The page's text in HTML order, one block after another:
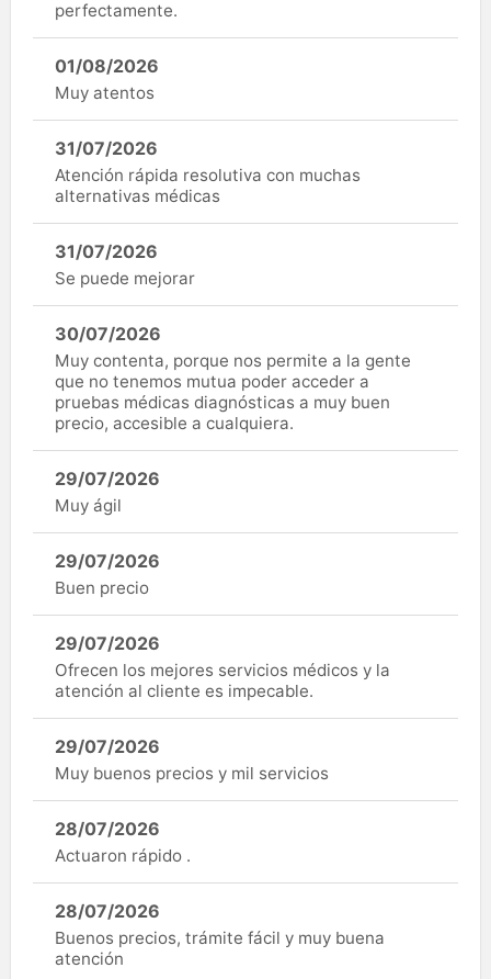
perfectamente.
01/08/2026
Muy atentos
31/07/2026
Atención rápida resolutiva con muchas
alternativas médicas
31/07/2026
Se puede mejorar
30/07/2026
Muy contenta, porque nos permite a la gente
que no tenemos mutua poder acceder a
pruebas médicas diagnósticas a muy buen
precio, accesible a cualquiera.
29/07/2026
Muy ágil
29/07/2026
Buen precio
29/07/2026
Ofrecen los mejores servicios médicos y la
atención al cliente es impecable.
29/07/2026
Muy buenos precios y mil servicios
28/07/2026
Actuaron rápido .
28/07/2026
Buenos precios, trámite fácil y muy buena
atención